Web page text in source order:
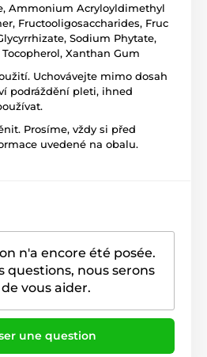
Ammonium Acryloyldimethyl
Fructooligosaccharides, Fruc
Sodium Phytate,
Xanthan Gum
Uchovávejte mimo dosah
podráždění pleti, ihned
Prosíme, vždy si před
uvedené na obalu.
n'a encore été posée.
questions, nous serons
de vous aider.
une question